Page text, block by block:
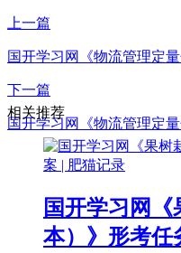
上一篇
国开学习网《物流管理定
下一篇
国开学习网《物流管理定
相关推荐
国开学习网
本）》形考任